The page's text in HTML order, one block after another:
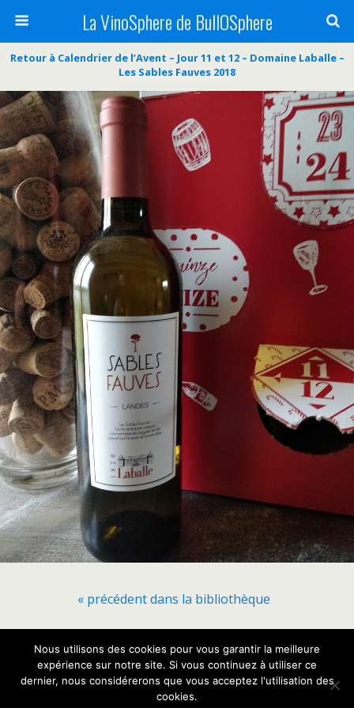
La VinoSphere de BullOSphere
Retour à Calendrier de l’Avent – Jour 11 et 12 – Domaine Laballe –
Les Sables Fauves 2018
« précédent dans la bibliothèque
Retour au début
Nous utilisons des cookies pour vous garantir la meilleure
expérience sur notre site. Si vous continuez à utiliser ce
dernier, nous considérerons que vous acceptez l'utilisation des
cookies.